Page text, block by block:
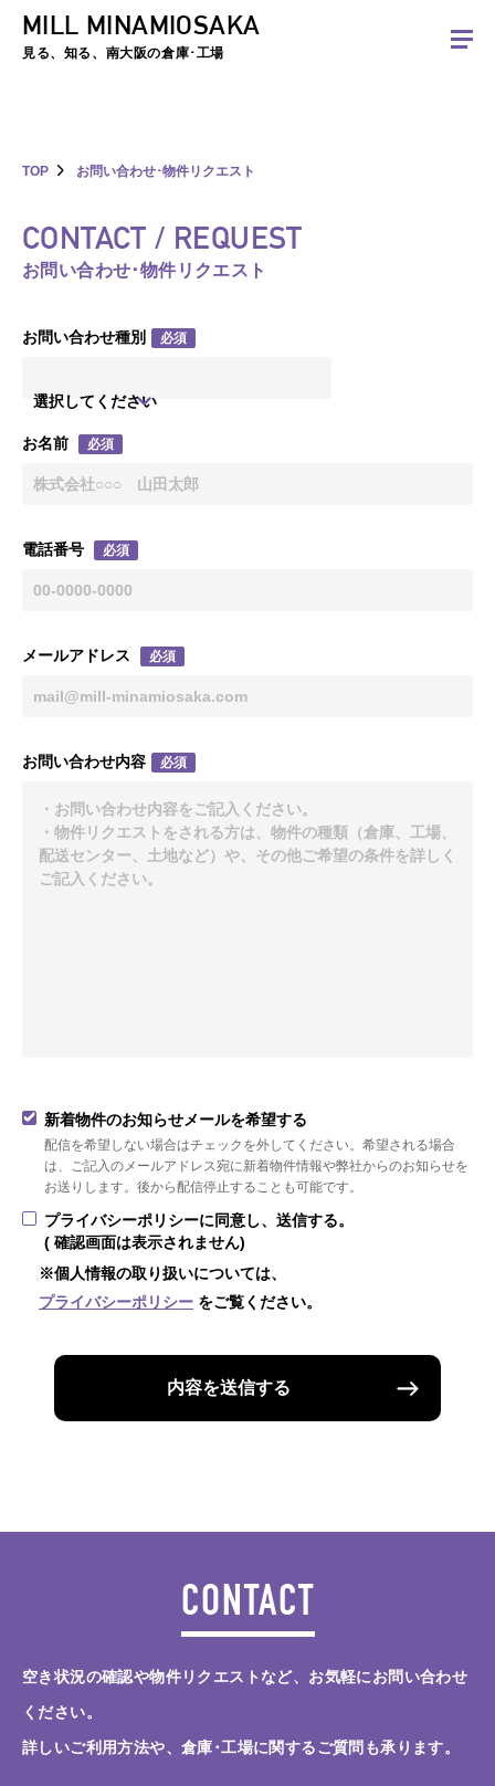
夏季休暇のお知らせ：2026年8月8日(土)～8月16日(日)まで休業とさせていた
MILL MINAMIOSAKA
見る、知る、南大阪の倉庫･工場
TOP お問い合わせ･物件リクエスト
CONTACT / REQUEST
お問い合わせ･物件リクエスト
お問い合わせ種別 必須
選択してください
お名前 必須
電話番号 必須
メールアドレス 必須
お問い合わせ内容 必須
新着物件のお知らせメールを希望する
配信を希望しない場合はチェックを外してください。希望される場合
は、ご記入のメールアドレス宛に新着物件情報や弊社からのお知らせを
お送りします。後から配信停止することも可能です。
プライバシーポリシーに同意し、送信する。
( 確認画面は表示されません)
※個人情報の取り扱いについては、
プライバシーポリシー をご覧ください。
内容を送信する
CONTACT
空き状況の確認や物件リクエストなど、お気軽にお問い合わせ
ください。
詳しいご利用方法や、倉庫･工場に関するご質問も承ります。